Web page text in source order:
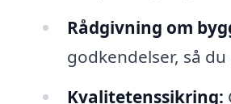
Rådgivning om
godkendelser, så
Kvalitetenssikring: